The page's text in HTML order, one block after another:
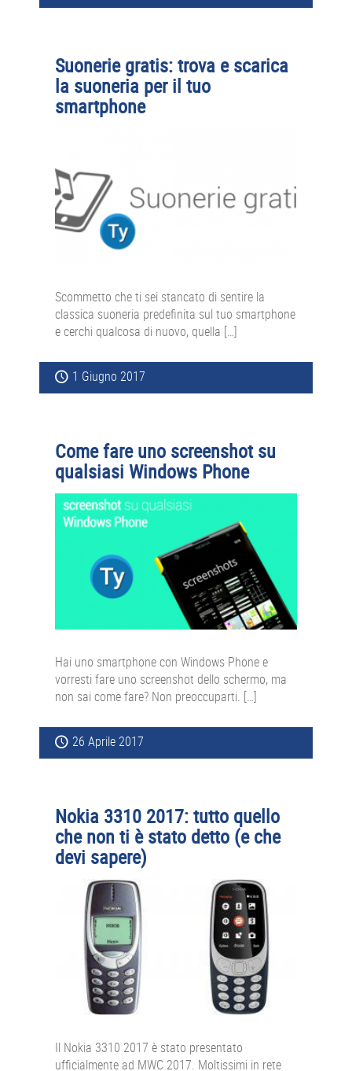
Suonerie gratis: trova e scarica
la suoneria per il tuo
smartphone
Scommetto che ti sei stancato di sentire la
classica suoneria predefinita sul tuo smartphone
e cerchi qualcosa di nuovo, quella […]
1 Giugno 2017
Come fare uno screenshot su
qualsiasi Windows Phone
Hai uno smartphone con Windows Phone e
vorresti fare uno screenshot dello schermo, ma
non sai come fare? Non preoccuparti. […]
26 Aprile 2017
Nokia 3310 2017: tutto quello
che non ti è stato detto (e che
devi sapere)
Il Nokia 3310 2017 è stato presentato
ufficialmente ad MWC 2017. Moltissimi in rete